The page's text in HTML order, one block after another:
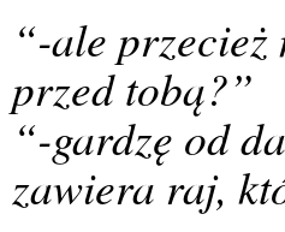
“-ale
przed tobą?”
“-gardzę od
zawiera raj,